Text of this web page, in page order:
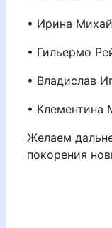
• Ирина
• Гильермо
• Владислав
• Клементина
Желаем
покорения